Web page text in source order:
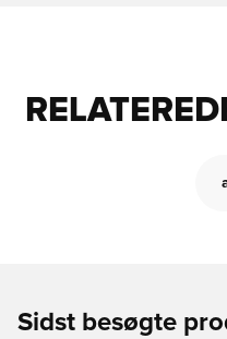
Sidst besøgte